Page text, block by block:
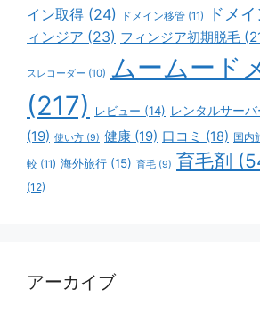
イン取得 (24) ドメイン移管 (11) ドメ
ィンジア (23) フィンジア初期脱毛
スレコーダー (10) ムームード
(217)
レビュー (14) レンタルサーバ
(19) 使い方 (9) 健康 (19) 口コミ (18) 国内
較 (11) 海外旅行 (15) 育毛 (9) 育毛剤
(12)
アーカイブ